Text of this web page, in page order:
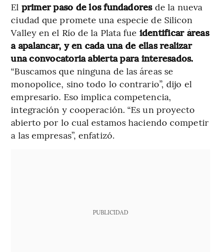
El primer paso de los fundadores de la nueva
ciudad que promete una especie de Silicon
Valley en el Río de la Plata fue identificar áreas
a apalancar, y en cada una de ellas realizar
una convocatoria abierta para interesados.
“Buscamos que ninguna de las áreas se
monopolice, sino todo lo contrario”, dijo el
empresario. Eso implica competencia,
integración y cooperación. “Es un proyecto
abierto por lo cual estamos haciendo competir
a las empresas”, enfatizó.
PUBLICIDAD